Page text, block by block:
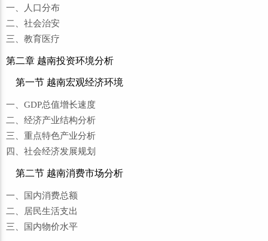
一、人口分布
二、社会治安
三、教育医疗
第二章 越南投资环境分析
第一节 越南宏观经济环境
一、GDP总值增长速度
二、经济产业结构分析
三、重点特色产业分析
四、社会经济发展规划
第二节 越南消费市场分析
一、国内消费总额
二、居民生活支出
三、国内物价水平